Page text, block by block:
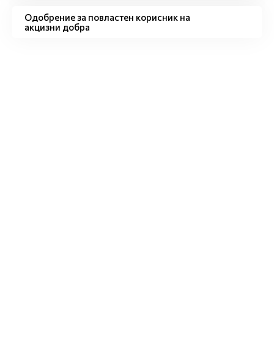
Одобрение за повластен корисник на
акцизни добра